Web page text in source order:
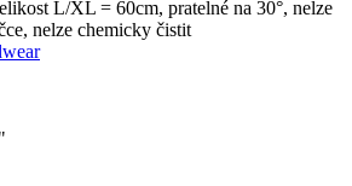
L/XL = 60cm, pratelné na 30°, nelze
nelze chemicky čistit